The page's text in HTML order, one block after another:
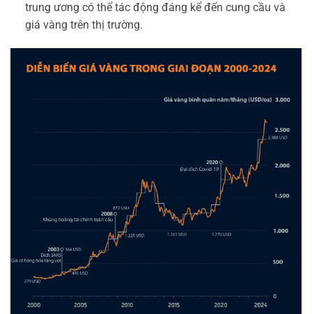
trung ương có thể tác động đáng kể đến cung cầu và
giá vàng trên thị trường.